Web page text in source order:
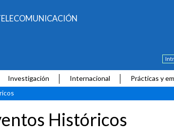
Investigación Internacional
Prácticas y
Históricos